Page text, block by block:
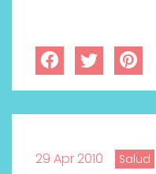
29 Apr 2010 Salud